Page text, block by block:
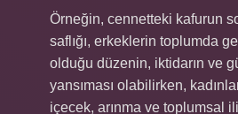
Örneğin, cennetteki kafurun
saflığı, erkeklerin toplumda
olduğu düzenin, iktidarın ve
yansıması olabilirken,
içecek, arınma ve toplumsal